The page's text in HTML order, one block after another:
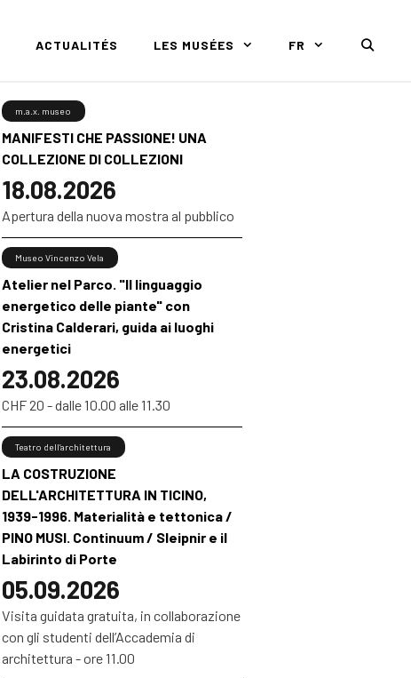
ACTUALITÉS LES MUSÉES FR
MANIFESTI CHE PASSIONE! UNA
COLLEZIONE DI COLLEZIONI
18.08.2026
m.a.x. museo
Apertura della nuova mostra al pubblico
Atelier nel Parco. "Il linguaggio
energetico delle piante" con
Cristina Calderari, guida ai luoghi
energetici
23.08.2026
Museo Vincenzo Vela
CHF 20 - dalle 10.00 alle 11.30
LA COSTRUZIONE
DELL'ARCHITETTURA IN TICINO,
1939-1996. Materialità e tettonica /
PINO MUSI. Continuum / Sleipnir e il
Labirinto di Porte
05.09.2026
Teatro dell’architettura
Visita guidata gratuita, in collaborazione
con gli studenti dell’Accademia di
architettura - ore 11.00